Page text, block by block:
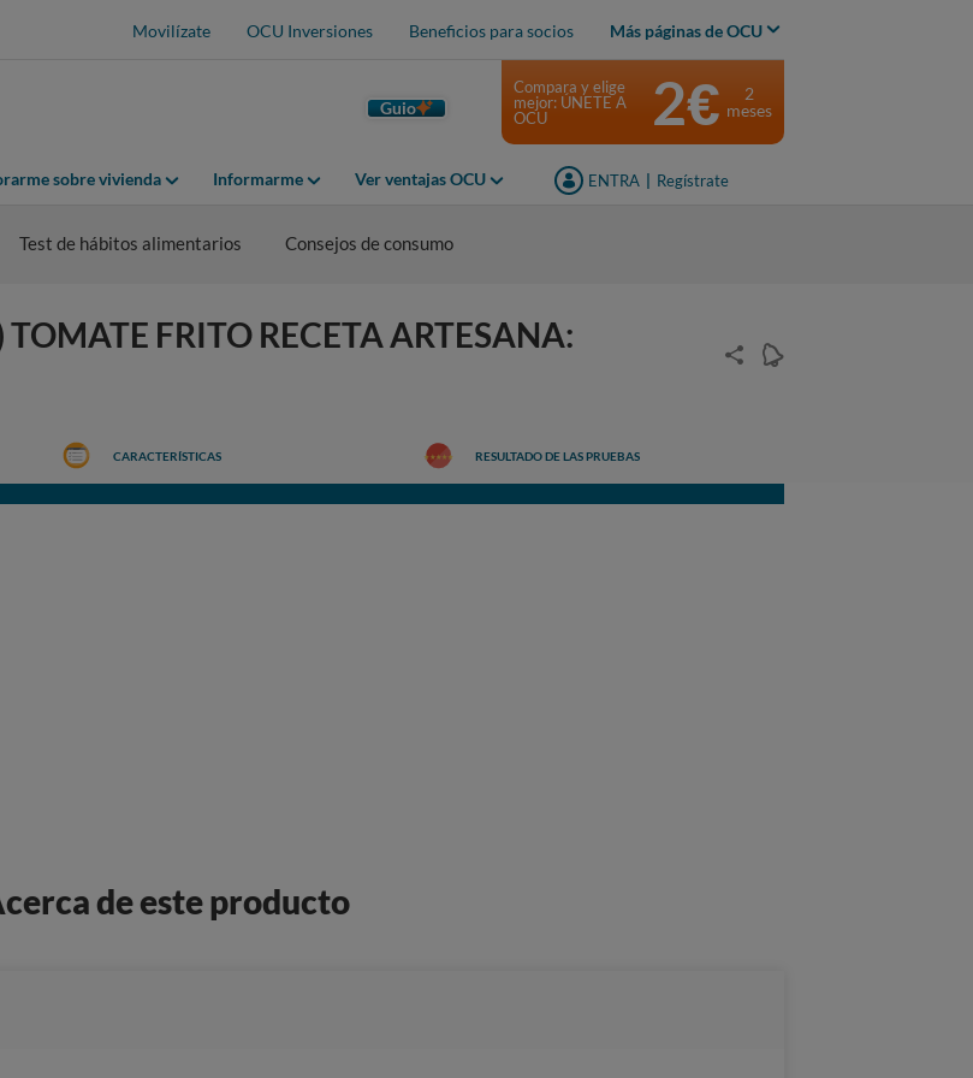
Movilízate OCU Inversiones Beneficios para socios Más páginas de OCU
Guio
sobre vivienda Informarme Ver ventajas OCU ENTRA Regístrate
Compara y elige
mejor: ÚNETE A
OCU
2€
2
meses
Test de hábitos alimentarios Consejos de consumo
FRITO RECETA ARTESANA:
CARACTERÍSTICAS RESULTADO DE LAS PRUEBAS
de este producto